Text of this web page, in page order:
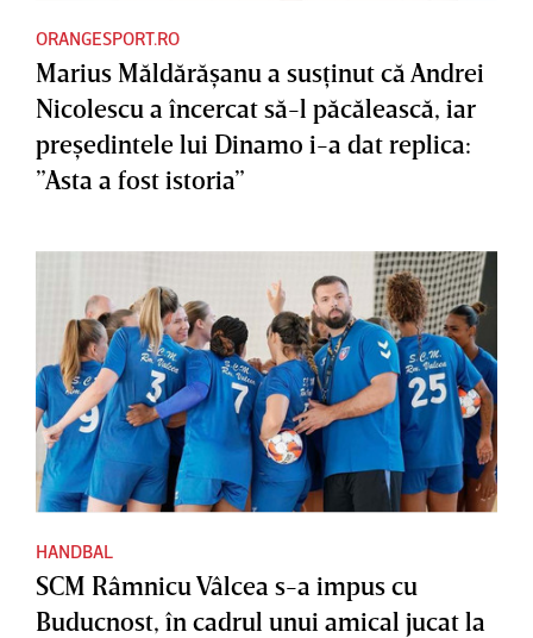
ORANGESPORT.RO
Marius Măldărăşanu a susţinut că Andrei
Nicolescu a încercat să-l păcălească, iar
preşedintele lui Dinamo i-a dat replica:
”Asta a fost istoria”
HANDBAL
SCM Râmnicu Vâlcea s-a impus cu
Buducnost, în cadrul unui amical jucat la